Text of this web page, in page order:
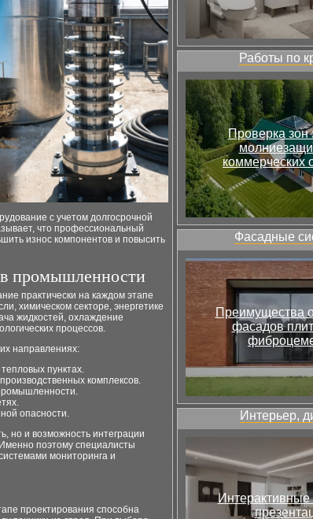
с учетом долгосрочной
что профессиональный
износ компонентов и повысить
в промышленности
практически на каждом этапе
химическом секторе, энергетике
жидкостей, охлаждение
процессов.
направлениях:
пунктах.
комплексов.
опасности.
но и возможность интеграции
поэтому специалисты
мониторинга и
проектирования способна
Работы по
Проверка зон
коммерческих
Фасадные
Преимущества
фасадов
Интерьер,
Интерактивные